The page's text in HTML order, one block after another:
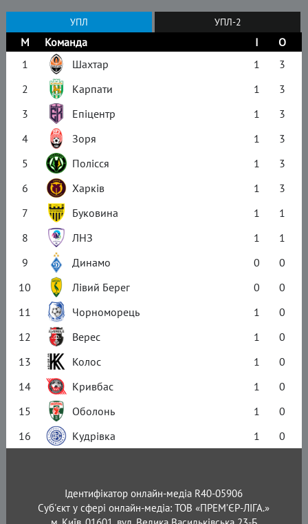
УПЛ УПЛ-2
М Команда І
О
1
Шахтар 1
3
2
Карпати 1
3
3
Епіцентр 1
3
4
Зоря 1
3
5
Полісся 1
3
6
Харків 1
3
7
Буковина 1
1
8
ЛНЗ 1
1
9
Динамо 0
0
10
Лівий Берег 0
0
11
Чорноморець 1
0
12
Верес 1
0
13
Колос 1
0
14
Кривбас 1
0
15
Оболонь 1
0
16
Кудрівка 1 0
Ідентифікатор онлайн-медіа R40-05906
Суб'єкт у сфері онлайн-медіа: ТОВ «ПРЕМ’ЄР-ЛІГА.»